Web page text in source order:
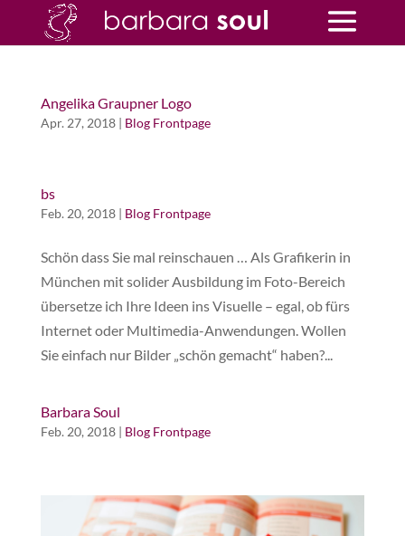
Angelika Graupner Logo
Apr. 27, 2018| Blog Frontpage
bs
Feb. 20, 2018| Blog Frontpage
Schön dass Sie mal reinschauen … Als Grafikerin in
München mit solider Ausbildung im Foto-Bereich
übersetze ich Ihre Ideen ins Visuelle – egal, ob fürs
Internet oder Multimedia-Anwendungen. Wollen
Sie einfach nur Bilder „schön gemacht“ haben?...
Barbara Soul
Feb. 20, 2018| Blog Frontpage